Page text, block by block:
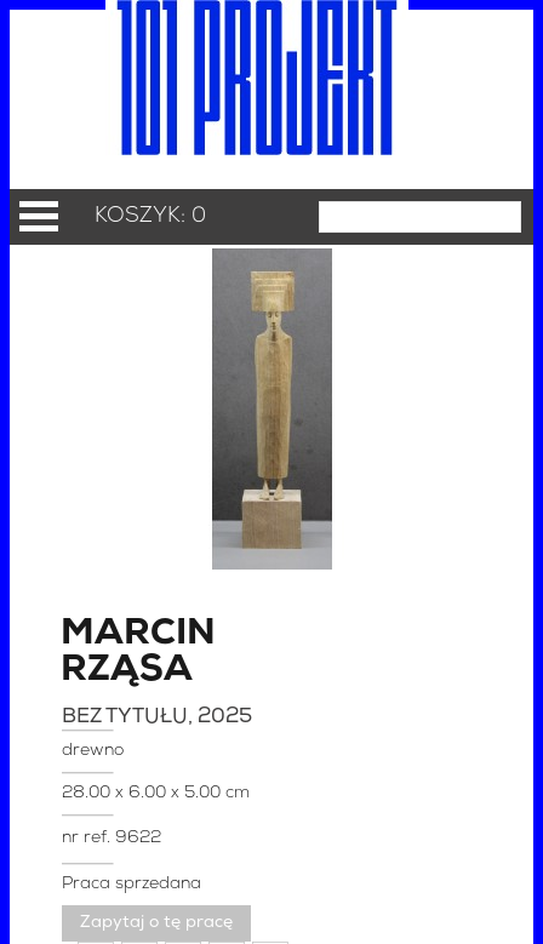
KOSZYK: 0
MARCIN
RZĄSA
BEZ TYTUŁU, 2025
drewno
28.00 x 6.00 x 5.00 cm
nr ref.9622
Praca sprzedana
Zapytaj o tę pracę